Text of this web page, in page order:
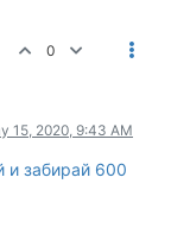
0
15, 2020, 9:43 AM
и забирай 600